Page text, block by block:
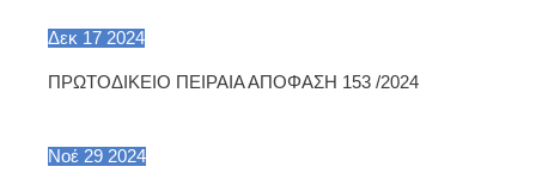
Δεκ 17 2024
ΠΡΩΤΟΔΙΚΕΙΟ ΠΕΙΡΑΙΑ ΑΠΟΦΑΣΗ 153 /2024
Νοέ 29 2024